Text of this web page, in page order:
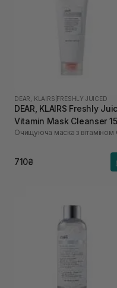
DEAR, KLAIRS FRESHLY JUICED
DEAR, KLAIRS Freshly
Vitamin Mask Cleanser
мл
Очищуюча маска з вітаміном
710₴